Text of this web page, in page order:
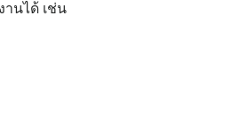
นได้ เช่น